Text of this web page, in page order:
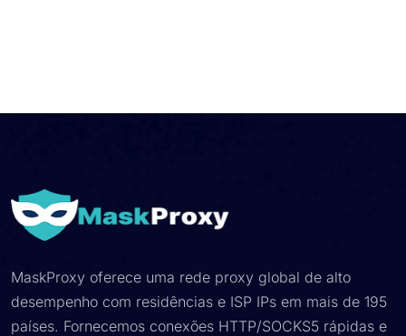
MaskProxy oferece uma rede proxy global de alto
desempenho com residências e ISP IPs em mais de 195
países. Fornecemos conexões HTTP/SOCKS5 rápidas e